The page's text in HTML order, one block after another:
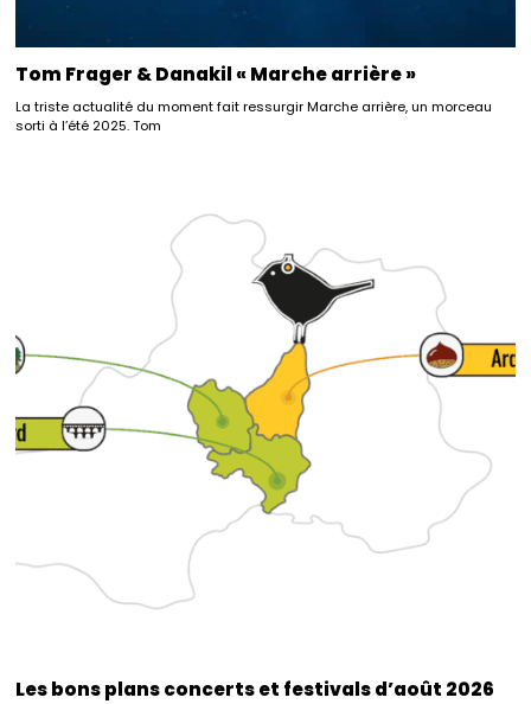
Tom Frager & Danakil « Marche arrière »
La triste actualité du moment fait ressurgir Marche arrière, un morceau
sorti à l’été 2025. Tom
Les bons plans concerts et festivals d’août 2026